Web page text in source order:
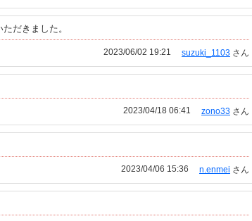
だきました。
suzuki_1103 さん
2023/06/02 19:21
zono33 さん
2023/04/18 06:41
n.enmei さん
2023/04/06 15:36